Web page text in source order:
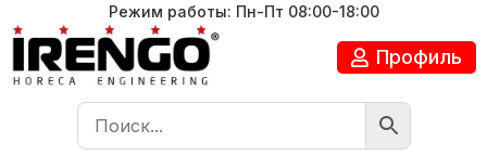
Режим работы: Пн-Пт 08:00-18:00
Профиль